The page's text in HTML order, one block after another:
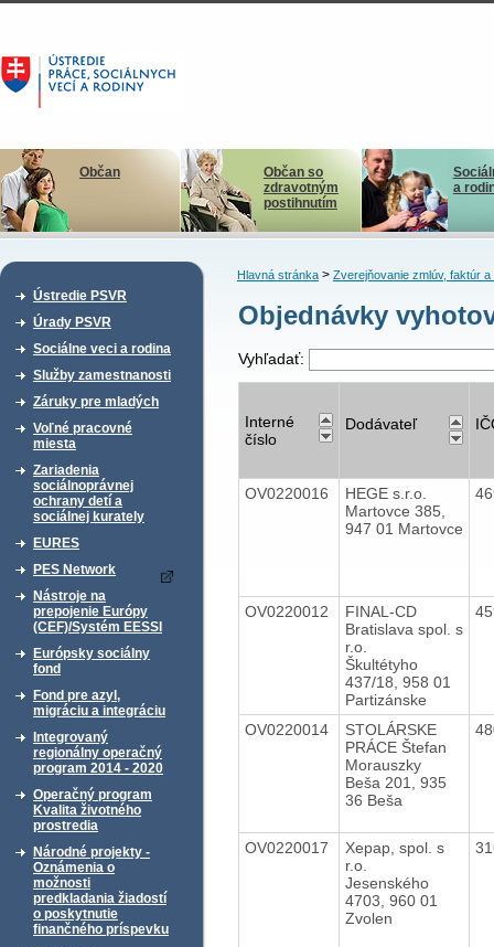
Občan
Občan so
zdravotným
postihnutím
a
Ústredie PSVR
Úrady PSVR
Sociálne veci a rodina
Služby zamestnanosti
Záruky pre mladých
Voľné pracovné
miesta
Zariadenia
sociálnoprávnej
ochrany detí a
sociálnej kurately
EURES
PES Network
Nástroje na
prepojenie Európy
(CEF)/Systém EESSI
Európsky sociálny
fond
Fond pre azyl,
migráciu a integráciu
Integrovaný
regionálny operačný
program 2014 - 2020
Operačný program
Kvalita životného
prostredia
Národné projekty -
Oznámenia o
možnosti
predkladania žiadostí
o poskytnutie
finančného príspevku
Hlavná stránka> Zverejňovanie zmlúv, faktúr a
Objednávky
Vyhľadať:
Interné
číslo
Dodávateľ
OV0220016
HEGE s.r.o.
Martovce 385,
947 01 Martovce
OV0220012
FINAL-CD
Bratislava spol. s
r.o.
Škultétyho
437/18, 958 01
Partizánske
OV0220014
STOLÁRSKE
PRÁCE Štefan
Morauszky
Beša 201, 935
36 Beša
OV0220017
Xepap, spol. s
r.o.
Jesenského
4703, 960 01
Zvolen